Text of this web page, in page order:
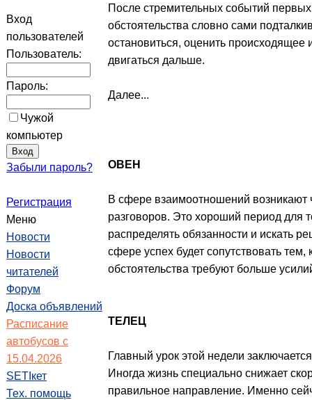
Вход
пользователей
Пользователь:
Пароль:
Чужой
компьютер
Забыли пароль?
Регистрация
Меню
Новости
Новости
читателей
Форум
Доска объявлений
Расписание
автобусов с
15.04.2026
SETIкет
Тех. помощь
После стремительных событий
обстоятельства словно сами
остановиться, оценить происходящее
двигаться дальше.
Далее...
ОВЕН
В сфере взаимоотношений возникают
разговоров. Это хороший период для
распределять обязанности и искать
сфере успех будет сопутствовать тем,
обстоятельства требуют больше
ТЕЛЕЦ
Главный урок этой недели
Иногда жизнь специально снижает
правильное направление. Именно